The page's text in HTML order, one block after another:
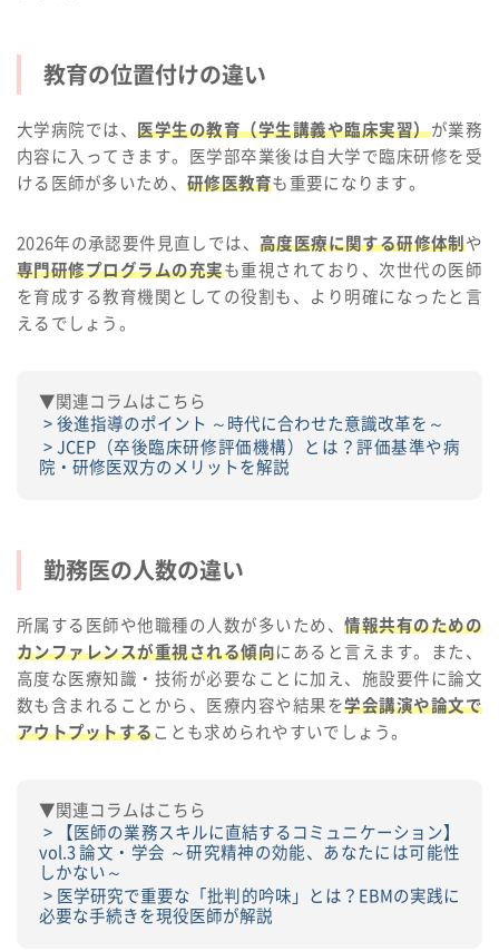
教育の位置付けの違い
大学病院では、医学生の教育（学生講義や臨床実習）が業務
内容に入ってきます。医学部卒業後は自大学で臨床研修を受
ける医師が多いため、 研修医教育も重要になります。
2026年の承認要件見直しでは、 高度医療に関する研修体制や
専門研修プログラムの充実も重視されており、次世代の医師
を育成する教育機関としての役割も、より明確になったと言
えるでしょう。
▼関連コラムはこちら
後進指導のポイント ～時代に合わせた意識改革を～
JCEP（卒後臨床研修評価機構）とは？評価基準や病
院・研修医双方のメリットを解説
勤務医の人数の違い
所属する医師や他職種の人数が多いため、情報共有のための
カンファレンスが重視される傾向にあると言えます。また、
高度な医療知識・技術が必要なことに加え、施設要件に論文
数も含まれることから、医療内容や結果を学会講演や論文で
アウトプットすることも求められやすいでしょう。
▼関連コラムはこちら
【医師の業務スキルに直結するコミュニケーション】
vol.3 論文・学会 ～研究精神の効能、あなたには可能性
しかない～
医学研究で重要な「批判的吟味」とは？EBMの実践に
必要な手続きを現役医師が解説